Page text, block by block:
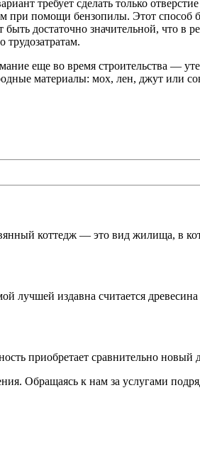
требует сделать только
при помощи бензопилы. Этот способ
достаточно значительной, что в
трудозатратам.
еще во время строительства —
материалы: мох, лен, джут или
коттедж — это вид жилища, в
лучшей издавна считается
приобретает сравнительно
Обращаясь к нам за услугами